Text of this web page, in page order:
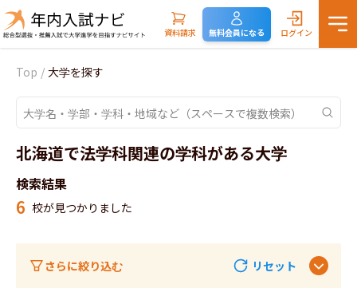
資料請求 無料会員になる ログイン
Top / 大学を探す
北海道で法学科関連の学科がある大学
検索結果
6 校が見つかりました
さらに絞り込む リセット